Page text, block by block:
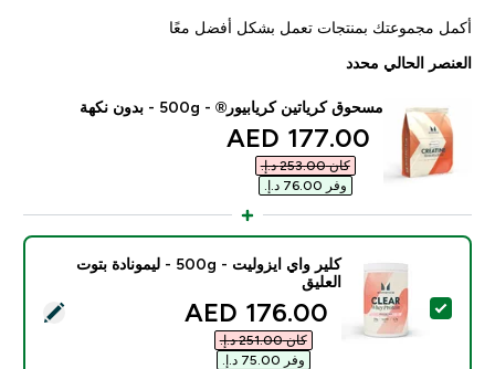
أكمل مجموعتك بمنتجات تعمل بشكل أفضل معًا
العنصر الحالي محدد
مسحوق كرياتين كريابيور® - 500g - بدون نكهة
discounted price
177.00 AED‎
كان ‏253.00 د.إ.‏‎
وفر ‏76.00 د.إ.‏‎
تحديد هذا المنتج - كلير واي ايزوليت - 500g - ليمونادة بتوت العليق
كلير واي ايزوليت - 500g - ليمونادة بتوت
العليق
discounted price
176.00 AED‎
كان ‏251.00 د.إ.‏‎
وفر ‏75.00 د.إ.‏‎